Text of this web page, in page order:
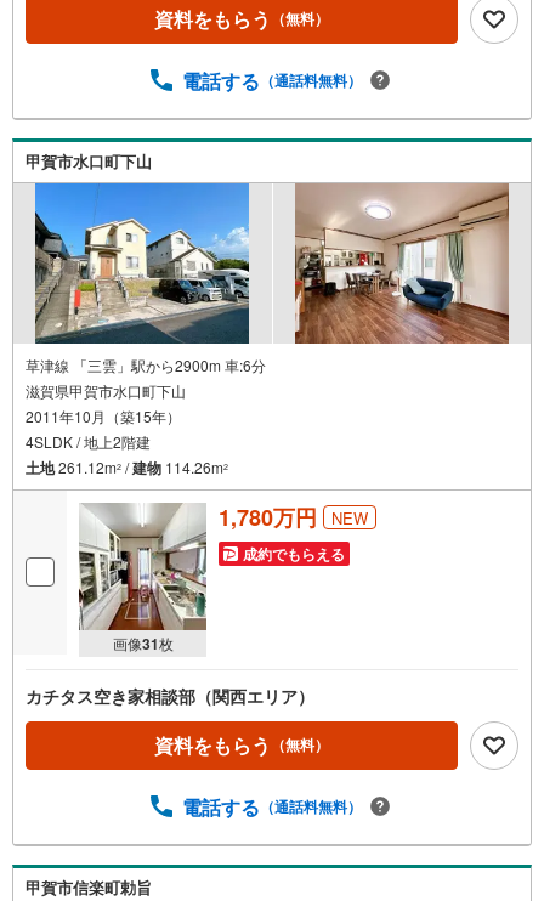
資料をもらう （無料）
電話する （通話料無料）
甲賀市水口町下山
草津線 「三雲」駅から2900m 車:6分
滋賀県甲賀市水口町下山
2011年10月（築15年）
4SLDK / 地上2階建
土地261.12m2 /建物 114.26m2
画像31枚
1,780万円 NEW
成約でもらえる
カチタス空き家相談部（関西エリア）
資料をもらう （無料）
電話する （通話料無料）
甲賀市信楽町勅旨